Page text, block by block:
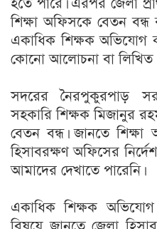
শিক্ষা অফিসকে বেতন বন্ধ
একাধিক শিক্ষক অভিযোগ
কোনো আলোচনা বা লিখিত
সদরের নৈরপুকুরপাড়
সহকারি শিক্ষক মিজানুর
বেতন বন্ধ। জানতে
হিসাবরক্ষণ অফিসের
আমাদের দেখাতে পারেনি।
একাধিক শিক্ষক